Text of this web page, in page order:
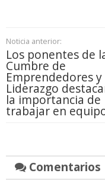
Noticia anterior:
Los ponentes de
Cumbre de
Emprendedores y
Liderazgo
la importancia de
trabajar en
Comentarios